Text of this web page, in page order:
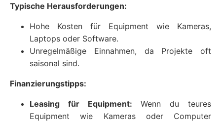
Typische Herausforderungen:
Hohe Kosten für Equipment wie Kameras,
Laptops oder Software.
Unregelmäßige Einnahmen, da Projekte oft
saisonal sind.
Finanzierungstipps:
Leasing für Equipment: Wenn du teures
Equipment wie Kameras oder Computer